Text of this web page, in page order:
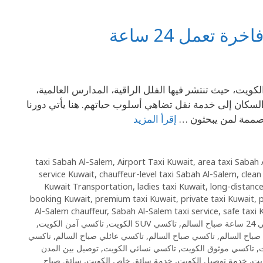
24 ساعة
حيث تنتشر فيها الفلل الراقية، المدارس العالمية،
إلى خدمة نقل تضاهي أسلوب حياتهم. هنا يأتي دورنا
لمن يبحثون … إقرأ المزيد
,Airport Taxi Kuwait,area taxi Sabah
service Kuwait, chauffeur-level taxi Sabah Al-Salem,
Kuwait Transportation, ladies taxi Kuwait, long-
booking Kuwait, premium taxi Kuwait, private taxi Kuwait,
Al-Salem chauffeur, Sabah Al-Salem taxi service, safe taxi
, تاكسي SUV الكويت , تاكسي آمن الكويت,
السالم, تاكسي صباح السالم, تاكسي عائلي صباح السالم, تاكسي
, تاكسي موثوق الكويت, تاكسي نسائي الكويت, توصيل بين المدن
, خدمة توصيل الكويت, خدمة سائق خاص الكويت, سائق صباح